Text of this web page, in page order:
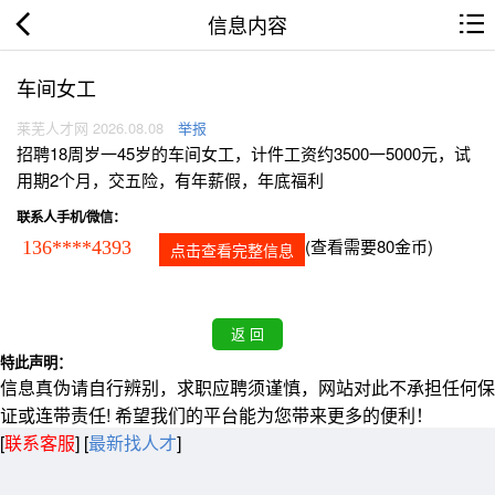
信息内容
车间女工
莱芜人才网 2026.08.08 举报
招聘18周岁一45岁的车间女工，计件工资约3500一5000元，试
用期2个月，交五险，有年薪假，年底福利
联系人手机/微信：
136****4393 点击查看完整信息 (查看需要80金币)
特此声明：
信息真伪请自行辨别，求职应聘须谨慎，网站对此不承担任何保
证或连带责任! 希望我们的平台能为您带来更多的便利！
[联系客服] [最新找人才]